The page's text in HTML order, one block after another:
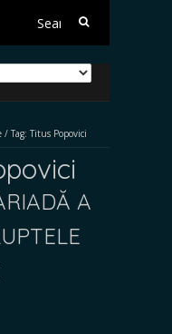
Search
/ Tag: Titus Popovici
A